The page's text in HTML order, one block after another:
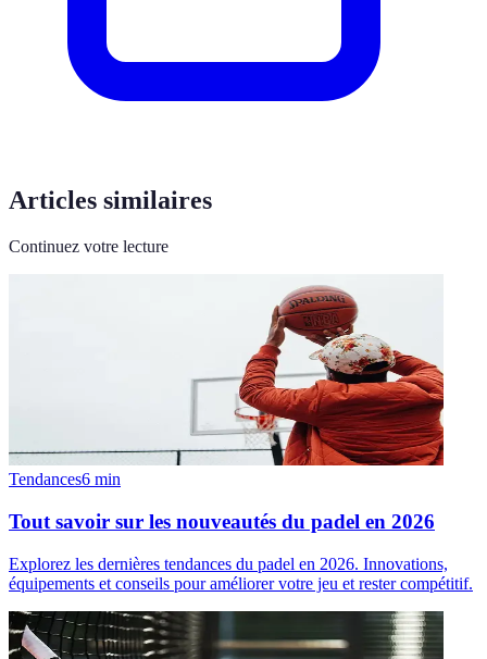
Articles similaires
Continuez votre lecture
Tendances6 min
Tout savoir sur les nouveautés du padel en 2026
Explorez les dernières tendances du padel en 2026. Innovations,
équipements et conseils pour améliorer votre jeu et rester compétitif.